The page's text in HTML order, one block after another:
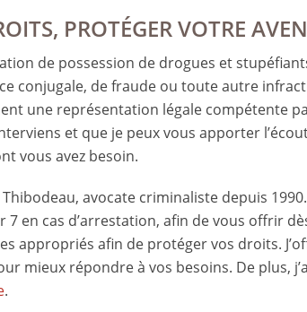
PROTÉGER VOTRE
de possession de drogues et
conjugale, de fraude ou toute autre
une représentation légale compétente
et que je peux vous apporter
vous avez besoin.
avocate criminaliste depuis
7 en cas d’arrestation, afin de vous offrir
appropriés afin de protéger vos droits.
mieux répondre à vos besoins. De plus,
.